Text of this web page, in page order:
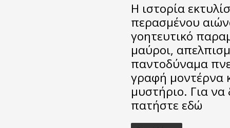
Η ιστορία
περασμένου
γοητευτικό
μαύροι,
παντοδύναμα
γραφή μοντέρνα
μυστήριο. Για
πατήστε εδώ